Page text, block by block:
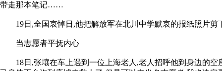
带走那本笔记……
19日,全国哀悼日,他把解放军在北川中学默哀的报纸照片剪
当志愿者平抚内心
18日,张壤在车上遇到一位上海老人,老人招呼他到身边的空